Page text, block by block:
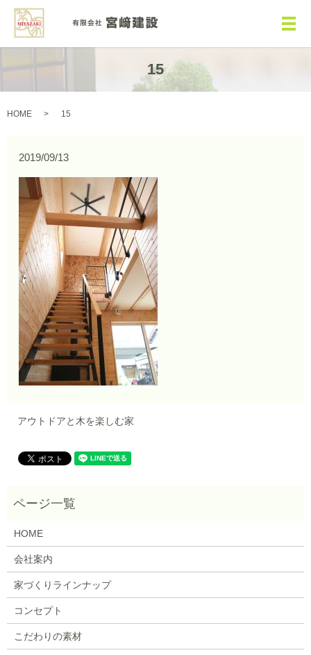
メ
15
HOME 15
2019/09/13
アウトドアと木を楽しむ家
HOME
会社案内
家づくりラインナップ
コンセプト
こだわりの素材